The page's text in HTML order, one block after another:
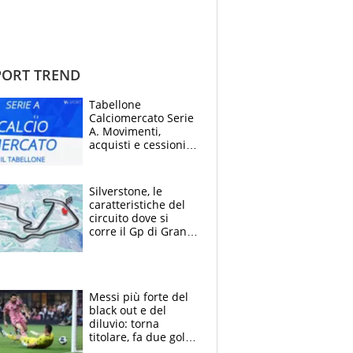
TREND
Tabellone
Calciomercato Serie
A. Movimenti,
acquisti e cessioni:
Silverstone, le
caratteristiche del
circuito dove si
corre il Gp di Gran
Messi più forte del
black out e del
diluvio: torna
titolare, fa due gol e